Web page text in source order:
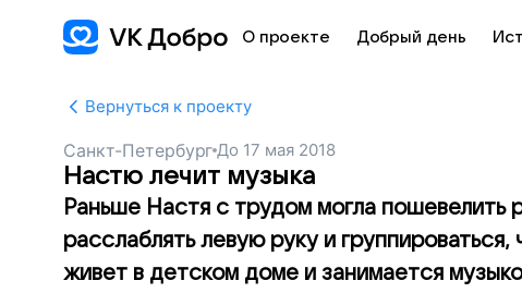
О проекте Добрый день
Вернуться к проекту
Санкт-Петербург До 17 мая 2018
Настю лечит музыка
Раньше Настя с трудом могла пошевелить
расслаблять левую руку и
живет в детском доме и занимается